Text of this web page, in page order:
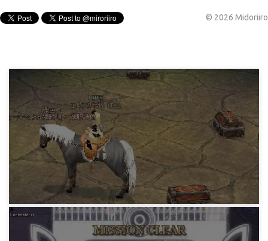
© 2026 Midoriiro
MABIBATTLE